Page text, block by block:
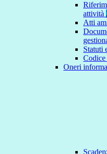
attività
Atti
Statuti
Codice
Oneri